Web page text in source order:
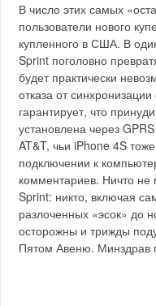
В число этих самых
пользователи нового
купленного в США. В
Sprint поголовно
будет практически
отказа от
гарантирует, что
установлена через
AT&T, чьи iPhone 4S
подключении к
комментариев. Ничто
Sprint: никто, включая
разлоченных «эсок» до
осторожны и трижды
Пятом Авеню. Минздрав